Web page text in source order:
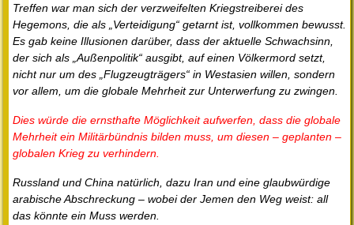
Treffen war man sich der verzweifelten Kriegstreiberei des
Hegemons, die als „Verteidigung“ getarnt ist, vollkommen bewusst.
Es gab keine Illusionen darüber, dass der aktuelle Schwachsinn,
der sich als „Außenpolitik“ ausgibt, auf einen Völkermord setzt,
nicht nur um des „Flugzeugträgers“ in Westasien willen, sondern
vor allem, um die globale Mehrheit zur Unterwerfung zu zwingen.
Dies würde die ernsthafte Möglichkeit aufwerfen, dass die globale
Mehrheit ein Militärbündnis bilden muss, um diesen – geplanten –
globalen Krieg zu verhindern.
Russland und China natürlich, dazu Iran und eine glaubwürdige
arabische Abschreckung – wobei der Jemen den Weg weist: all
das könnte ein Muss werden.